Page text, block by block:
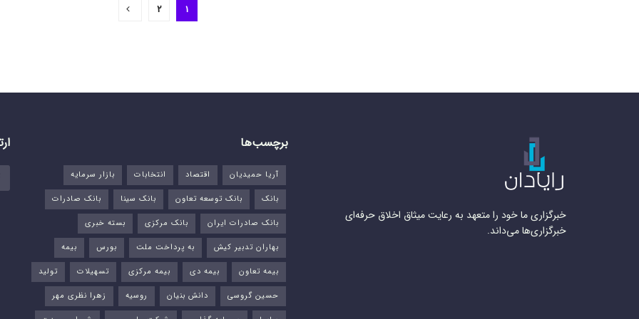
1
2
خبرگزاری ما خود را متعهد به رعایت میثاق اخلاق حرفه‌ای
خبرگزاری‌ها می‌داند.
برچسب‌ها
آریا حمیدیان اقتصاد انتخابات
بازار سرمایه
بانک
بانک توسعه تعاون بانک سینا
بانک صادرات
بانک صادرات ایران
بانک مرکزی
بسته خبری
بهاران تدبیر کیش
به پرداخت ملت بورس‌
بیمه
بیمه تعاون
بیمه دی بیمه مرکزی تسهیلات
تولید
حسین گروسی
دانش بنیان روسیه
زهرا نظری مهر